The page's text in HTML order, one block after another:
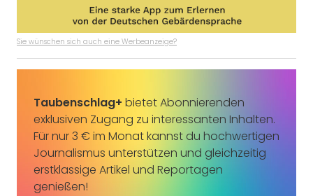
Sie wünschen sich auch eine Werbeanzeige?
Taubenschlag+ bietet Abonnierenden
exklusiven Zugang zu interessanten Inhalten.
Für nur 3 € im Monat kannst du hochwertigen
Journalismus unterstützen und gleichzeitig
erstklassige Artikel und Reportagen
genießen!